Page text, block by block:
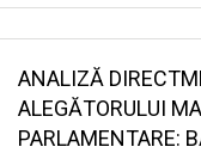
SANATATE
SPORT
ANALIZĂ
ALEGĂTORULUI
PARLAMENTARE: